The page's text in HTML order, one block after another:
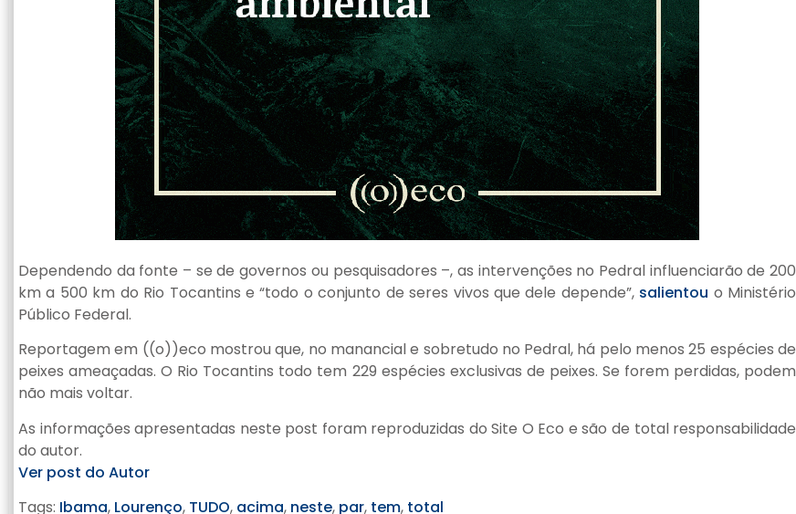
Dependendo da fonte – se de governos ou pesquisadores –, as intervenções no Pedral influenciarão de 200
km a 500 km do Rio Tocantins e “todo o conjunto de seres vivos que dele depende”, salientou o Ministério
Público Federal.
Reportagem em ((o))eco mostrou que, no manancial e sobretudo no Pedral, há pelo menos 25 espécies de
peixes ameaçadas. O Rio Tocantins todo tem 229 espécies exclusivas de peixes. Se forem perdidas, podem
não mais voltar.
As informações apresentadas neste post foram reproduzidas do Site O Eco e são de total responsabilidade
do autor.
Ver post do Autor
Tags: Ibama, Lourenço, TUDO, acima, neste, par, tem, total